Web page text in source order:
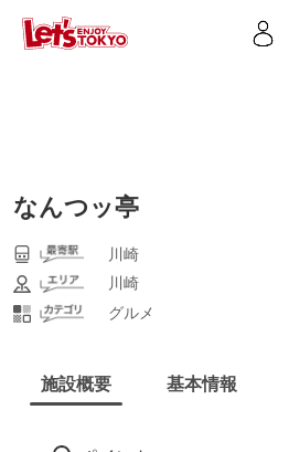
なんつッ亭
川崎
川崎
グルメ
施設概要 基本情報